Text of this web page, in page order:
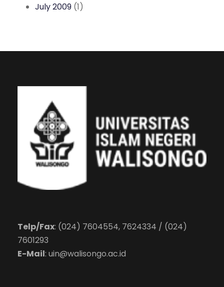
July 2009 (1)
Telp/Fax: (024) 7604554, 7624334 / (024)
7601293
E-Mail: uin@walisongo.ac.id